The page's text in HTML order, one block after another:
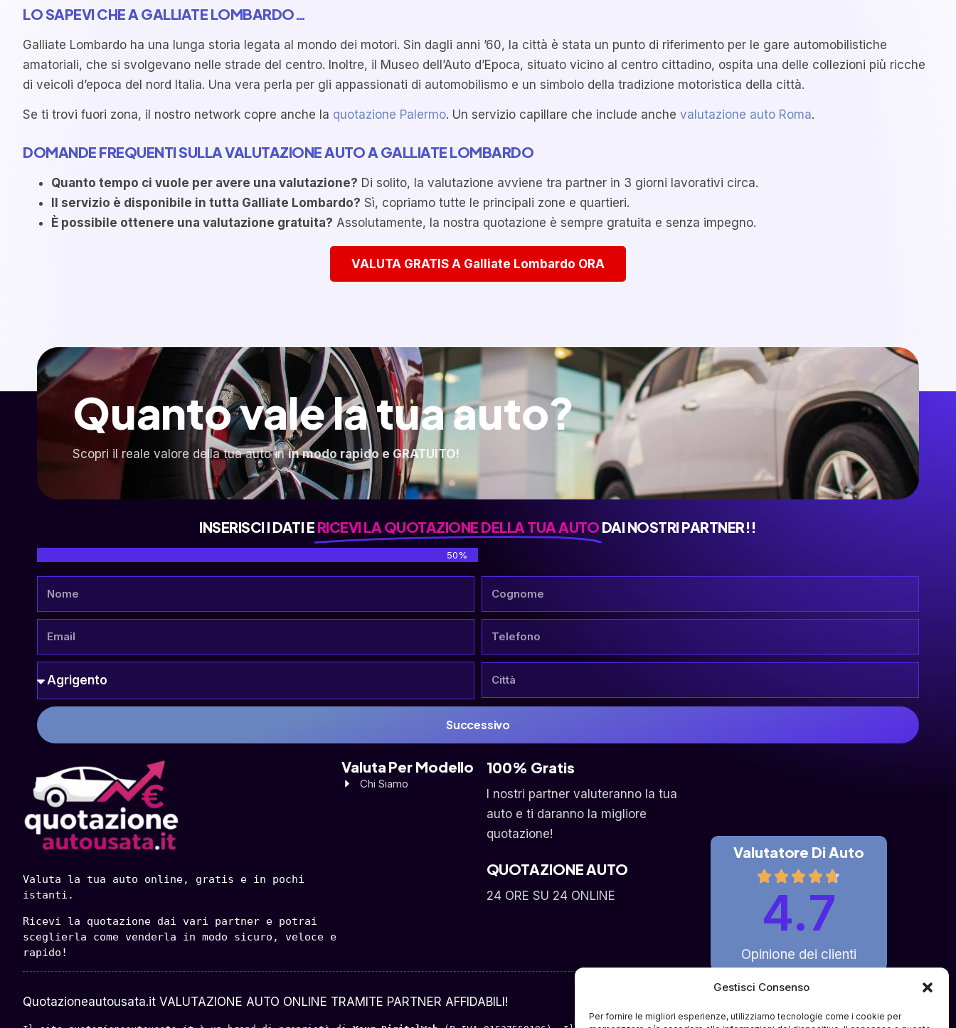
Gestisci Consenso
Per fornire le migliori esperienze, utilizziamo tecnologie come i cookie per
LO SAPEVI CHE A GALLIATE LOMBARDO…
Galliate Lombardo ha una lunga storia legata al mondo dei motori. Sin dagli anni ’60, la città è stata un punto di riferimento per le gare automobilistiche
amatoriali, che si svolgevano nelle strade del centro. Inoltre, il Museo dell’Auto d’Epoca, situato vicino al centro cittadino, ospita una delle collezioni più ricche
di veicoli d’epoca del nord Italia. Una vera perla per gli appassionati di automobilismo e un simbolo della tradizione motoristica della città.
Se ti trovi fuori zona, il nostro network copre anche la quotazione Palermo. Un servizio capillare che include anche valutazione auto Roma.
DOMANDE FREQUENTI SULLA VALUTAZIONE AUTO A GALLIATE LOMBARDO
Quanto tempo ci vuole per avere una valutazione? Di solito, la valutazione avviene tra partner in 3 giorni lavorativi circa.
Il servizio è disponibile in tutta Galliate Lombardo? Sì, copriamo tutte le principali zone e quartieri.
È possibile ottenere una valutazione gratuita? Assolutamente, la nostra quotazione è sempre gratuita e senza impegno.
VALUTA GRATIS A Galliate Lombardo ORA
Quanto vale la tua auto?
Scopri il reale valore della tua auto inin modo rapido e GRATUITO!
INSERISCI I DATI E RICEVI LA QUOTAZIONE DELLA TUA AUTO DAI NOSTRI PARTNER!!
50%
Successivo
Valuta la tua auto online, gratis e in pochi
istanti.
Ricevi la quotazione dai vari partner e potrai
sceglierla come venderla in modo sicuro, veloce e
rapido!
Valuta Per Modello
Chi Siamo
100% Gratis
I nostri partner valuteranno la tua
auto e ti daranno la migliore
quotazione!
QUOTAZIONE AUTO
24 ORE SU 24 ONLINE
Valutatore Di Auto
Opinione dei clienti
4.7
Quotazioneautousata.it VALUTAZIONE AUTO ONLINE TRAMITE PARTNER AFFIDABILI!